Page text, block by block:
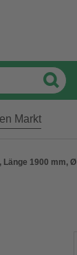
Markt
1900 mm, Ø